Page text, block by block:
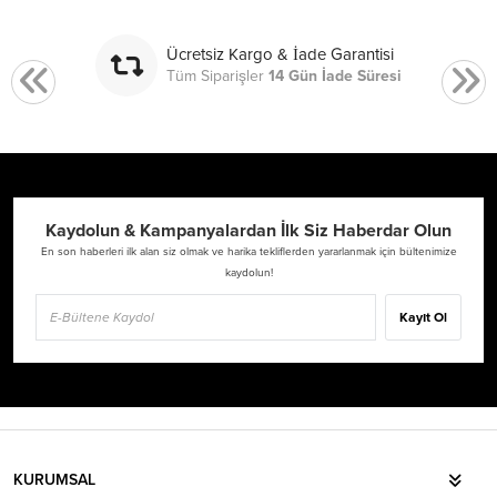
Ücretsiz Kargo & İade Garantisi
Tüm Siparişler14 Gün İade Süresi
Kaydolun & Kampanyalardan İlk Siz Haberdar Olun
En son haberleri ilk alan siz olmak ve harika tekliflerden yararlanmak için bültenimize
kaydolun!
Kayıt Ol
KURUMSAL